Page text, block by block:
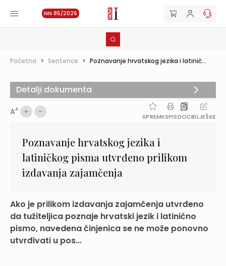
NN 85/2026
Početna > Sentence > Poznavanje hrvatskog jezika i latinič...
AA
SPREMIISPISDOCBILJEŠKE
Poznavanje hrvatskog jezika i
latiničkog pisma utvrđeno prilikom
izdavanja zajamčenja
Ako je prilikom izdavanja zajamčenja utvrđeno
da tužiteljica poznaje hrvatski jezik i latinično
pismo, navedena činjenica se ne može ponovno
utvrđivati u pos...
Detalji dokumenta